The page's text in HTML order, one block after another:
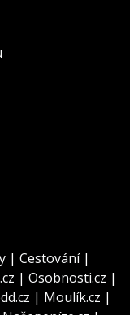
| Cestování|
| Osobnosti.cz |
| Moulík.cz |